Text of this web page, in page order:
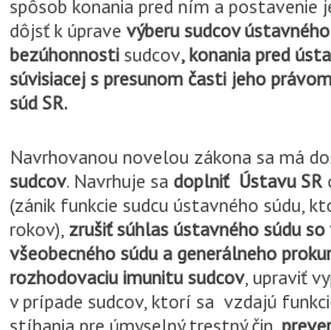
spôsob konania pred ním a postavenie
dôjsť k úprave výberu sudcov
bezúhonnosti sudcov, konania pred
súvisiacej s presunom časti jeho
súd SR.
Navrhovanou novelou zákona sa má
sudcov. Navrhuje sa doplniť Ústavu SR
(zánik funkcie sudcu ústavného súdu,
rokov), zrušiť súhlas ústavného súdu
všeobecného súdu a generálneho
rozhodovaciu imunitu sudcov, upraviť
v prípade sudcov, ktorí sa vzdajú
stíhania pre úmyselný trestný čin,